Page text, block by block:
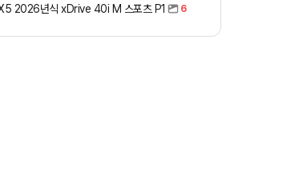
2026년식 xDrive 40i M 스포츠 P1 6